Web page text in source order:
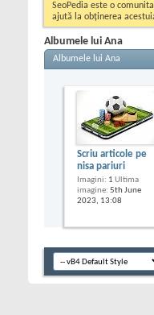
SeoPedia este o
ajută la obținerea
Albumele lui Ana
Albumele lui Ana
Scriu articole pe
nisa pariuri
Imagini 1 Ultima
imagine 5th June
2023, 13:08